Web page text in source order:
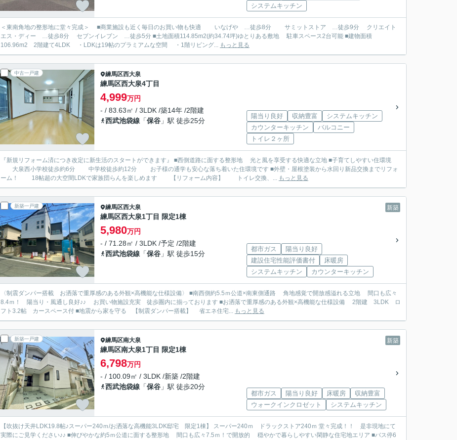
システムキッチン
＜東南角地の整形地に堂々完成＞ ■商業施設も近く毎日のお買い物も快適 いなげや …徒歩8分 サミットストア …徒歩9分 クリエイト
エス・ディー …徒歩8分 セブンイレブン …徒歩5分 ■土地面積114.85m2(約34.74坪)ゆとりある敷地 駐車スペース2台可能 ■建物面積
106.96m2 2階建て4LDK ・LDKは19帖のプラミアムな空間 ・1階リビング... もっと見る
中古一戸建 練馬区西大泉
練馬区西大泉4丁目
4,999万円
- / 83.63㎡ / 3LDK /築14年 /2階建
西武池袋線 「保谷 」駅 徒歩25分
陽当り良好 収納豊富
システムキッチン
カウンターキッチン
バルコニー
トイレ２ヶ所
『新規リフォーム済につき改定に新生活のスタートができます』 ■西側道路に面する整形地 光と風を享受する快適な立地 ■子育てしやすい住環境
大泉西小学校徒歩約6分 中学校徒歩約12分 お子様の通学も安心な落ち着いた住環境です ■外壁・屋根塗装から水回り新品交換までリフォ
ーム！ 18帖超の大空間LDKで家族団らんを楽しめます 【リフォーム内容】 トイレ交換、... もっと見る
新築一戸建 新築
練馬区西大泉
練馬区西大泉1丁目 限定1棟
5,980万円
- / 71.28㎡ / 3LDK /予定 /2階建
西武池袋線 「保谷 」駅 徒歩15分
都市ガス
陽当り良好
建設住宅性能評価書付
床暖房
システムキッチン
カウンターキッチン
〈制震ダンパー搭載 お洒落で重厚感のある外観×高機能な仕様設備〉 ■南西側約5.5ｍ公道×南東側通路 角地感覚で開放感溢れる立地 間口も広々
8.4ｍ！ 陽当り・風通し良好♪♪ お買い物施設充実 徒歩圏内に揃っております ■お洒落で重厚感のある外観×高機能な仕様設備 2階建 3LDK ロ
フト3.2帖 カースペース付 ■地震から家を守る 【制震ダンパー搭載】 省エネ住宅... もっと見る
新築一戸建 新築
練馬区南大泉
練馬区南大泉1丁目 限定1棟
6,798万円
- / 100.09㎡ / 3LDK /新築 /2階建
西武池袋線 「保谷 」駅 徒歩20分
都市ガス 陽当り良好 床暖房
収納豊富
ウォークインクロゼット
システムキッチン
【吹抜け天井LDK19.8帖♪スーパー240ｍ/お洒落な高機能3LDK邸宅 限定1棟】 スーパー240ｍ ドラックストア240ｍ 堂々完成！！ 是非現地にて
実際にご見学ください♪♪ ■伸びやかな約5ｍ公道に面する整形地 間口も広々7.5ｍ！で開放的 穏やかで暮らしやすい閑静な住宅地エリア ■バス停6